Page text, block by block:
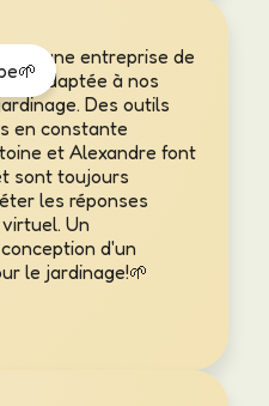
une entreprise de
adaptée à nos
Des outils
en constante
et Alexandre font
sont toujours
les réponses
Un
d'un
le jardinage!🌱